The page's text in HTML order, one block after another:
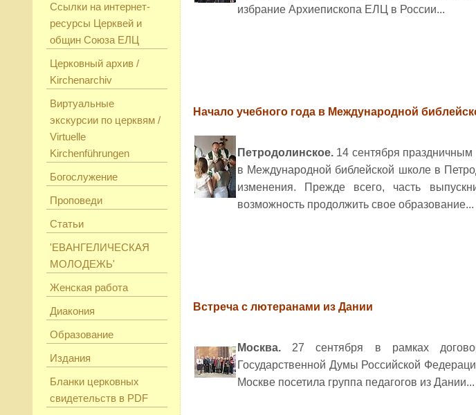
Ссылки на интернет-
ресурсы Церквей и
общин Союза ЕЛЦ
Церковный архив /
Kirchenarchiv
Виртуальные
экскурсии по церквям /
Virtuelle
Kirchenführungen
Богослужение
Проповеди
Статьи
'ЕВАНГЕЛИЧЕСКАЯ
МОЛОДЕЖЬ'
Женская работа
Диакония
Образование
Издания
Бланки церковных
свидетельств в PDF
избрание Архиепископа ЕЛЦ в России...
Начало учебного года в Международной
Петродолинское. 14 сентября
в Международной библейской школе в
изменения. Прежде всего, часть
возможность продолжить свое образование...
Встреча с лютеранами из Дании
Москва. 27 сентября в рамках
Государственной Думы Российской
Москве посетила группа педагогов из Дании...